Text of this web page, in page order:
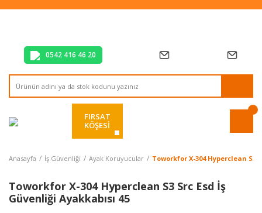
Tüm Alışverişlerde Vade Farksız 2 Taksit!
0542 416 46 20
FIRSAT
KÖŞESİ
Anasayfa İş Güvenliği Ayak Koruyucular Toworkfor X-304 Hyperclean S3
Toworkfor X-304 Hyperclean S3 Src Esd İş
Güvenliği Ayakkabısı 45